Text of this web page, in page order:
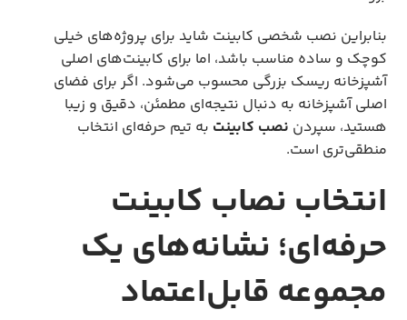
بنابراین نصب شخصی کابینت شاید برای پروژه‌های خیلی
کوچک و ساده مناسب باشد، اما برای کابینت‌های اصلی
آشپزخانه ریسک بزرگی محسوب می‌شود. اگر برای فضای
اصلی آشپزخانه به دنبال نتیجه‌ای مطمئن، دقیق و زیبا
هستید، سپردن نصب کابینت به تیم حرفه‌ای انتخاب
منطقی‌تری است.
انتخاب نصاب کابینت
حرفه‌ای؛ نشانه‌های یک
مجموعه قابل‌اعتماد